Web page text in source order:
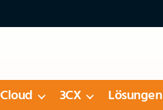
Cloud 3CX Lösungen